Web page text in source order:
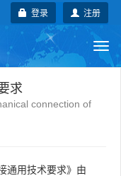
注册
登录
求
connection of
通用技术要求》由